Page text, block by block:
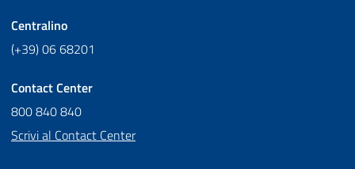
Centralino
(+39) 06 68201
Contact Center
800 840 840
Scrivi al Contact Center